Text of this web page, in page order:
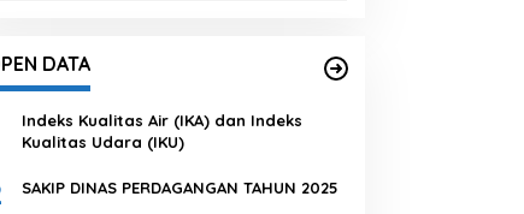
DATA
Indeks Kualitas Air (IKA) dan Indeks
Kualitas Udara (IKU)
SAKIP DINAS PERDAGANGAN TAHUN 2025